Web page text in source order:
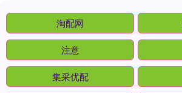
淘配网
注意
集采优配